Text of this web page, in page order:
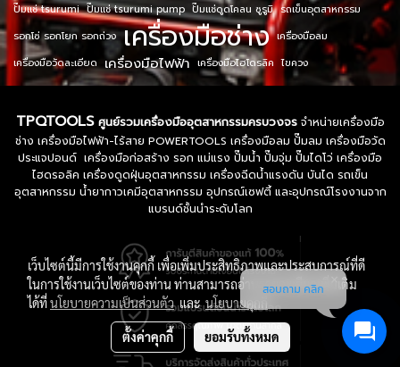
ปั๊มแช่ tsurumi ปั๊มแช่ tsurumi pump ปั๊มแช่ดูดโคลน ซูรูมิ รถเข็นอุตสาหกรรม
รอกโซ่ รอกโยก รอกถ่วง เครื่องมือช่าง เครื่องมือลม
เครื่องมือวัดละเอียด เครื่องมือไฟฟ้า เครื่องมือไฮโดรลิค ไขควง
TPQTOOLS ศูนย์รวมเครื่องมืออุตสาหกรรมครบวงจรจำหน่ายเครื่องมือ
ช่าง เครื่องมือไฟฟ้า-ไร้สาย POWERTOOLS เครื่องมือลม ปั๊มลม เครื่องมือวัด
ประแจปอนด์ เครื่องมือก่อสร้าง รอก แม่แรง ปั๊มน้ำ ปั๊มจุ่ม ปั๊มไดโว่ เครื่องมือ
ไฮดรอลิค เครื่องดูดฝุ่นอุตสาหกรรม เครื่องฉีดน้ำแรงดัน บันได รถเข็น
อุตสาหกรรม น้ำยากาวเคมีอุตสาหกรรม อุปกรณ์เซฟตี้ และอุปกรณ์โรงงานจาก
แบรนด์ชั้นนำระดับโลก
เว็บไซต์นี้มีการใช้งานคุกกี้ เพื่อเพิ่มประสิทธิภาพและประสบการณ์ที่ดี
ในการใช้งานเว็บไซต์ของท่าน ท่านสามารถอ่านรายละเอียดเพิ่มเติม
ได้ที่นโยบายความเป็นส่วนตัวและนโยบายคุกกี้
ตั้งค่าคุกกี้ ยอมรับทั้งหมด
สอบถาม คลิก